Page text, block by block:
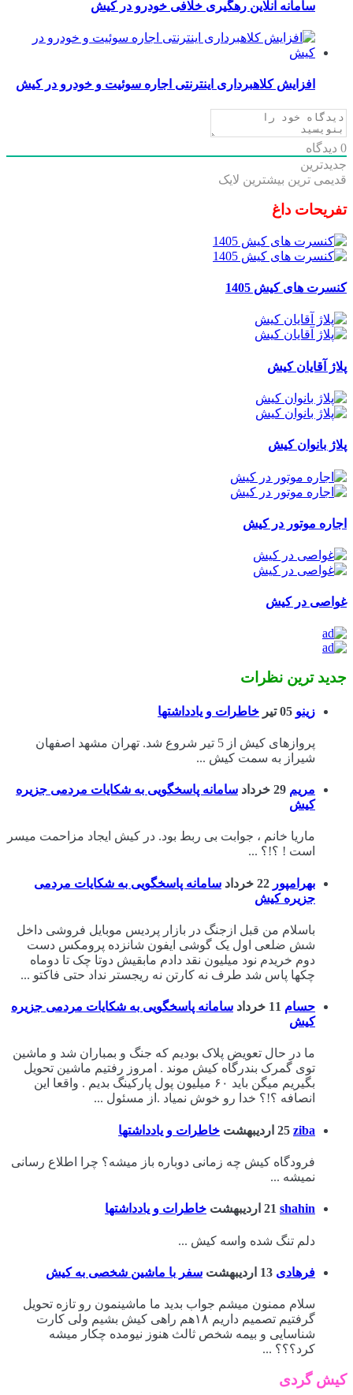
سامانه آنلاین رهگیری خلافی خودرو در کیش
افزایش کلاهبرداری اینترنتی اجاره سوئیت و خودرو در کیش
0 دیدگاه
جدیدترین
قدیمی ترین بیشترین لایک
تفریحات داغ
کنسرت های کیش 1405
پلاژ آقایان کیش
پلاژ بانوان کیش
اجاره موتور در کیش
غواصی در کیش
جدید ترین نظرات
زینو 05 تیر خاطرات و یادداشتها
پروازهای کیش از 5 تیر شروع شد. تهران مشهد اصفهان
شیراز به سمت کیش ...
مریم 29 خرداد
سامانه پاسخگویی به شکایات مردمی جزیره
کیش
ماریا خانم ، جوابت بی ربط بود. در کیش ایجاد مزاحمت میسر
است ! ؟!؟ ...
بهرامپور 22 خرداد
سامانه پاسخگویی به شکایات مردمی
جزیره کیش
باسلام من قبل ازجنگ در بازار پردیس موبایل فروشی داخل
شش ضلعی اول یک گوشی ایفون شانزده پرومکس دست
دوم خریدم نود میلیون نقد دادم مابقیش دوتا چک تا دوماه
چکها پاس شد طرف نه کارتن نه ریجستر نداد حتی فاکتو ...
حسام 11 خرداد
سامانه پاسخگویی به شکایات مردمی جزیره
کیش
ما در حال تعویض پلاک بودیم که جنگ و بمباران شد و ماشین
توی گمرک بندرگاه کیش موند . امروز رفتیم ماشین تحویل
بگیریم میگن باید ۶۰ میلیون پول پارکینگ بدیم . واقعا این
انصافه ؟!؟ خدا رو خوش نمیاد .از مسئول ...
ziba 25 اردیبهشت خاطرات و یادداشتها
فرودگاه کیش چه زمانی دوباره باز میشه؟ چرا اطلاع رسانی
نمیشه ...
shahin 21 اردیبهشت خاطرات و یادداشتها
دلم تنگ شده واسه کیش ...
فرهادی 13 اردیبهشت سفر با ماشین شخصی به کیش
سلام ممنون میشم جواب بدید ما ماشینمون رو تازه تحویل
گرفتیم تصمیم داریم ۱۸هم راهی کیش بشیم ولی کارت
شناسایی و بیمه شخص ثالث هنوز نیومده چکار میشه
کرد؟؟؟ ...
کیش گردی